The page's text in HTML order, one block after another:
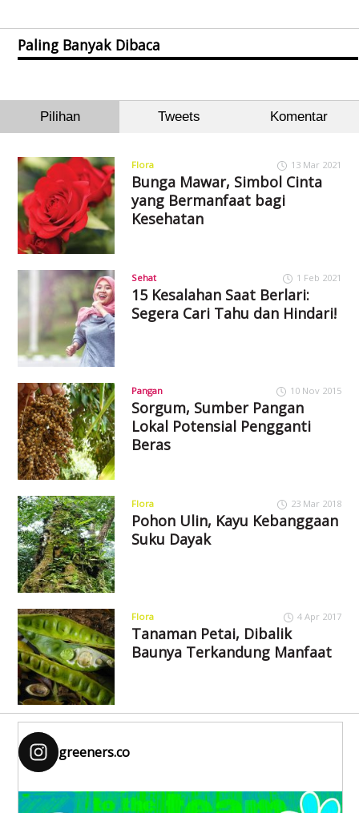
Paling Banyak Dibaca
Pilihan Tweets Komentar
Flora 13 Mar 2021
Bunga Mawar, Simbol Cinta
yang Bermanfaat bagi
Kesehatan
Sehat 1 Feb 2021
15 Kesalahan Saat Berlari:
Segera Cari Tahu dan Hindari!
Pangan 10 Nov 2015
Sorgum, Sumber Pangan
Lokal Potensial Pengganti
Beras
Flora 23 Mar 2018
Pohon Ulin, Kayu Kebanggaan
Suku Dayak
Flora 4 Apr 2017
Tanaman Petai, Dibalik
Baunya Terkandung Manfaat
greeners.co